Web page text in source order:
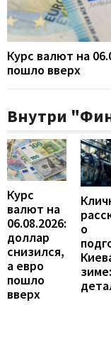
Курс валют на
пошло вверх
Внутри
Курс
валют на
06.08.2026:
доллар
снизился,
а евро
пошло
вверх
о
зиме: